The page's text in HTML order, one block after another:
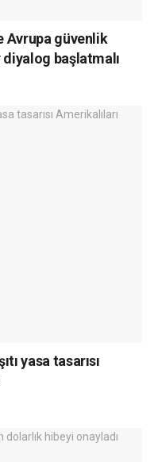
Avrupa güvenlik
başlatmalı
yasa tasarısı